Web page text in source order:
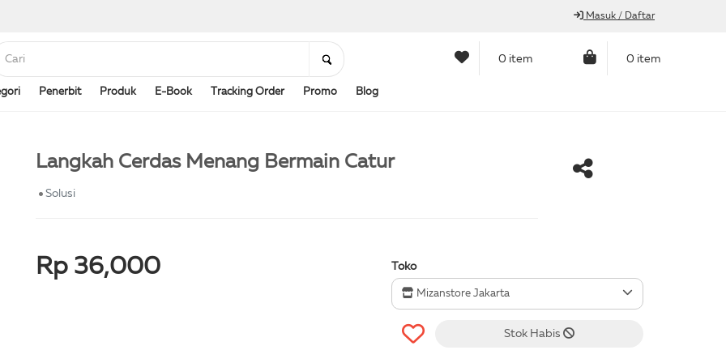
Masuk / Daftar
0 item 0 item
Penerbit Produk E-Book Tracking Order Promo Blog
Langkah Cerdas Menang Bermain Catur
Solusi
Rp 36,000 Toko
Mizanstore Jakarta
Stok Habis